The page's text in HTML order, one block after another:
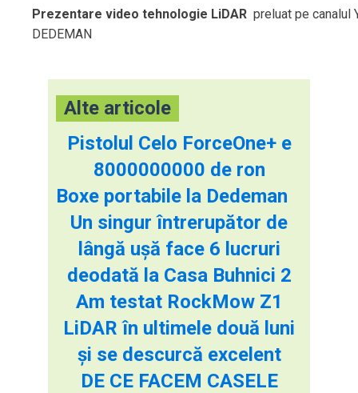
Prezentare video tehnologie LiDAR preluat pe canalul
DEDEMAN
Alte articole
Pistolul Celo ForceOne+ e
8000000000 de ron
Boxe portabile la Dedeman
Un singur întrerupător de
lângă ușă face 6 lucruri
deodată la Casa Buhnici 2
Am testat RockMow Z1
LiDAR în ultimele două luni
și se descurcă excelent
DE CE FACEM CASELE